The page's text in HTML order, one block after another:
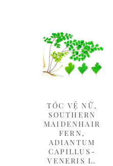
Liên hệ
TÓC VỆ NỮ,
SOUTHERN
MAIDENHAIR
FERN,
ADIANTUM
CAPILLUS-
VENERIS L.